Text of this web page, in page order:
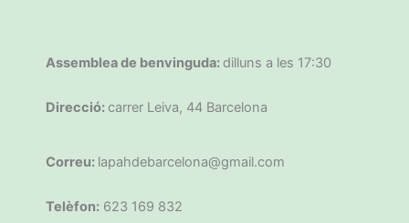
Assemblea de benvinguda: dilluns a les 17:30
Direcció: carrer Leiva, 44 Barcelona
Correu: lapahdebarcelona@gmail.com
Telèfon: 623 169 832